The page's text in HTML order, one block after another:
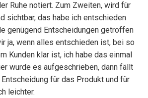
Ruhe notiert. Zum Zweiten, wird für
sichtbar, das habe ich entschieden
genügend Entscheidungen getroffen
ja, wenn alles entschieden ist, bei so
Kunden klar ist, ich habe das einmal
wurde es aufgeschrieben, dann fällt
für das Produkt und für
leichter.